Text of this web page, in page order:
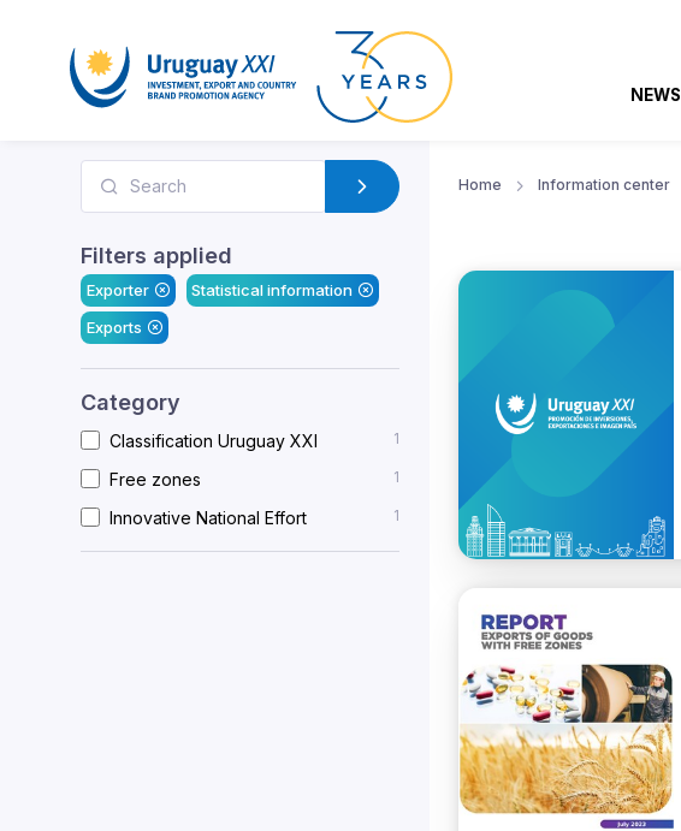
NEWS
Filters applied
Exporter
Statistical information
Exports
Category
Classification Uruguay XXI 1
Free zones 1
Innovative National Effort 1
Home Information center